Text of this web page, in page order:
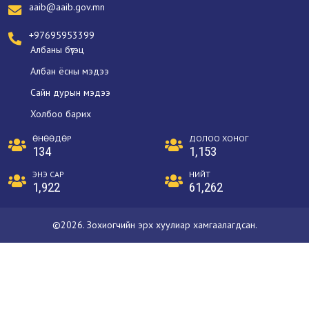
aaib@aaib.gov.mn
+97695953399
Албаны бүтэц
Албан ёсны мэдээ
Сайн дурын мэдээ
Холбоо барих
ӨНӨӨДӨР
134
ДОЛОО ХОНОГ
1,153
ЭНЭ САР
1,922
НИЙТ
61,262
©2026. Зохиогчийн эрх хуулиар хамгаалагдсан.